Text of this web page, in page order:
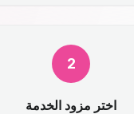
2
اختر مزود الخدمة